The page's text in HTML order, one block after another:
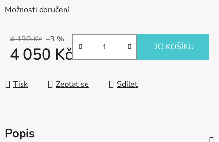
Možnosti doručení
4 190 Kč –3 %
4 050 Kč DO KOŠÍKU
Tisk Zeptat se Sdílet
Popis